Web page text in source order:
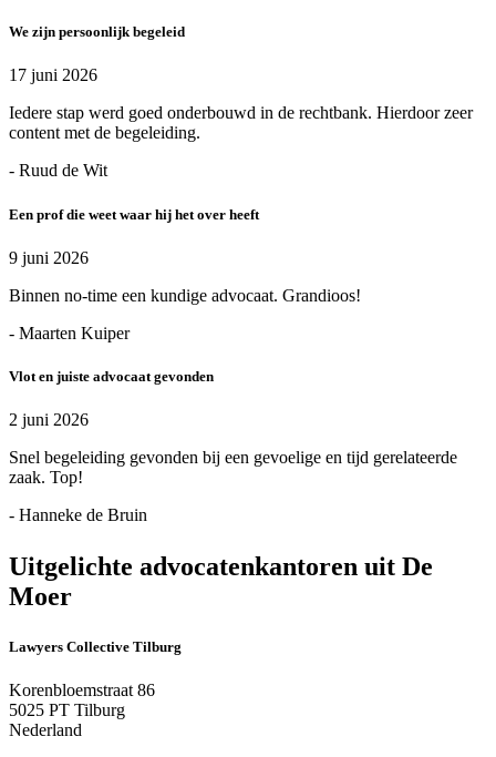
We zijn persoonlijk begeleid
17 juni 2026
Iedere stap werd goed onderbouwd in de rechtbank. Hierdoor zeer
content met de begeleiding.
- Ruud de Wit
Een prof die weet waar hij het over heeft
9 juni 2026
Binnen no-time een kundige advocaat. Grandioos!
- Maarten Kuiper
Vlot en juiste advocaat gevonden
2 juni 2026
Snel begeleiding gevonden bij een gevoelige en tijd gerelateerde
zaak. Top!
- Hanneke de Bruin
Uitgelichte advocatenkantoren uit De
Moer
Lawyers Collective Tilburg
Korenbloemstraat 86
5025 PT Tilburg
Nederland